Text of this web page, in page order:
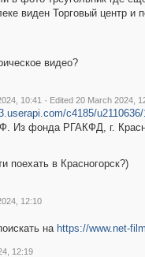
виден Торговый центр
видео?
10:41 · Edited 20 March 2024,
c4185/
Из фонда РГАКФД, г.
поехать в Красногорск?)
12:10
на https://www.net-
12:19